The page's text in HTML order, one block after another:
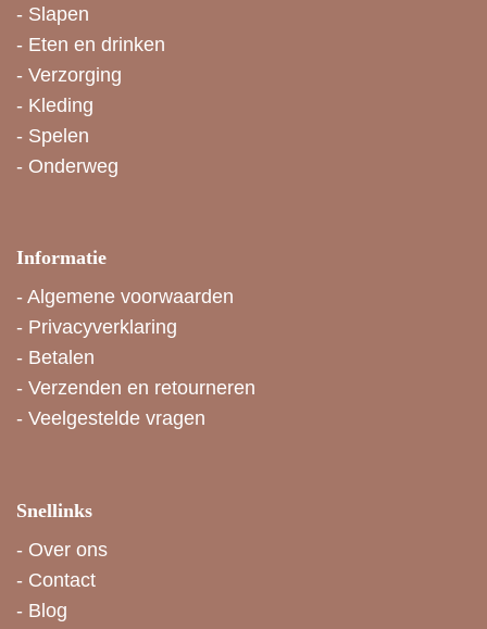
- Slapen
- Eten en drinken
- Verzorging
- Kleding
- Spelen
- Onderweg
Informatie
- Algemene voorwaarden
- Privacyverklaring
- Betalen
- Verzenden en retourneren
- Veelgestelde vragen
Snellinks
- Over ons
- Contact
- Blog